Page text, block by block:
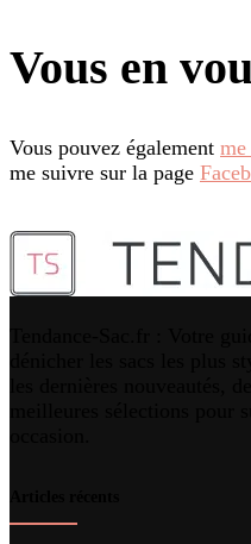
Vous en
Vous pouvez également me
me suivre sur la page